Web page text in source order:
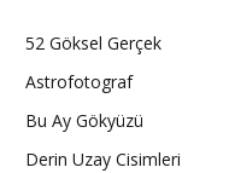
52 Göksel Gerçek
Astrofotograf
Bu Ay Gökyüzü
Derin Uzay Cisimleri